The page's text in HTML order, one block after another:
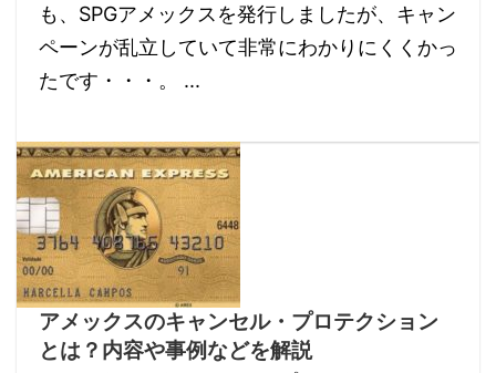
も、SPGアメックスを発行しましたが、キャン
ペーンが乱立していて非常にわかりにくくかっ
たです・・・。 ...
アメックスのキャンセル・プロテクション
とは？内容や事例などを解説